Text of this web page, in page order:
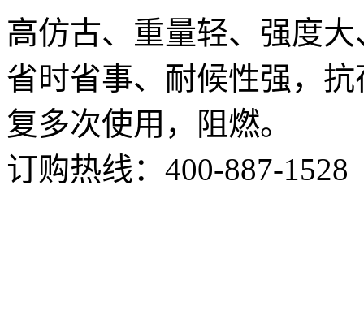
高仿古、重量轻、强度
省时省事、耐候性强，
复多次使用，阻燃。
订购热线： 400-887-1528